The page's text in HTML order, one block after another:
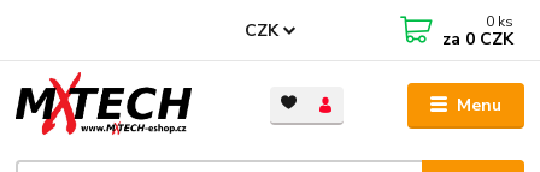
Menu
CZK 0 ks
za 0 CZK